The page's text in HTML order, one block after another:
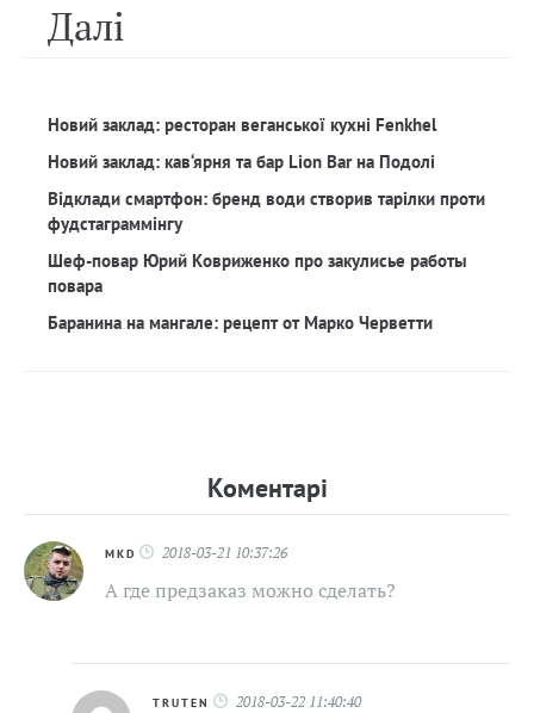
Далi
Новий заклад: ресторан веганської кухні Fenkhel
Новий заклад: кав‘ярня та бар Lion Bar на Подолі
Відклади смартфон: бренд води створив тарілки проти
фудстаграммінгу
Шеф-повар Юрий Ковриженко про закулисье работы
повара
Баранина на мангале: рецепт от Марко Черветти
Коментарi
MKD 2018-03-21 10:37:26
А где предзаказ можно сделать?
TRUTEN 2018-03-22 11:40:40